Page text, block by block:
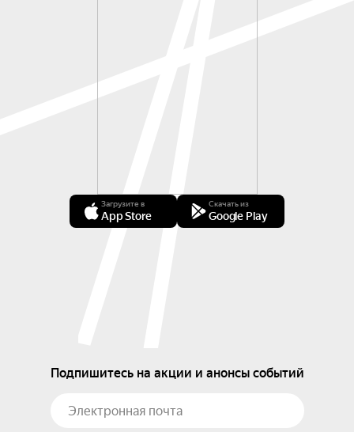
Загрузите в
App Store
Скачать из
Google Play
Подпишитесь на акции и анонсы событий